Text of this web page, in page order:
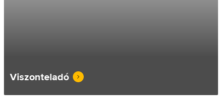
Viszonteladó